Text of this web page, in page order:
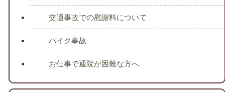
交通事故での慰謝料について
バイク事故
お仕事で通院が困難な方へ